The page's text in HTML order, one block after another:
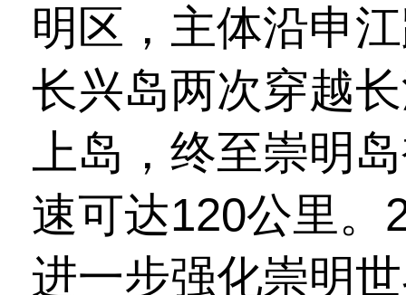
明区，主体沿申
长兴岛两次穿越
上岛，终至崇明
速可达120公里。
进一步强化崇明